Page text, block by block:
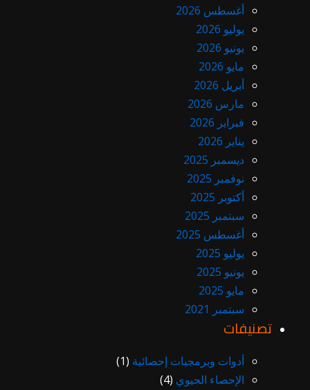
أغسطس 2026
يوليو 2026
يونيو 2026
مايو 2026
أبريل 2026
مارس 2026
فبراير 2026
يناير 2026
ديسمبر 2025
نوفمبر 2025
أكتوبر 2025
سبتمبر 2025
أغسطس 2025
يوليو 2025
يونيو 2025
مايو 2025
سبتمبر 2021
تصنيفات
أدوات وبرمجيات إحصائية (1)
الإحصاء الحيوي (4)